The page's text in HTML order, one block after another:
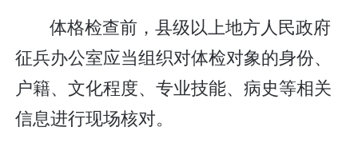
体格检查前，县级以上地方人民政府
征兵办公室应当组织对体检对象的身份、
户籍、文化程度、专业技能、病史等相关
信息进行现场核对。